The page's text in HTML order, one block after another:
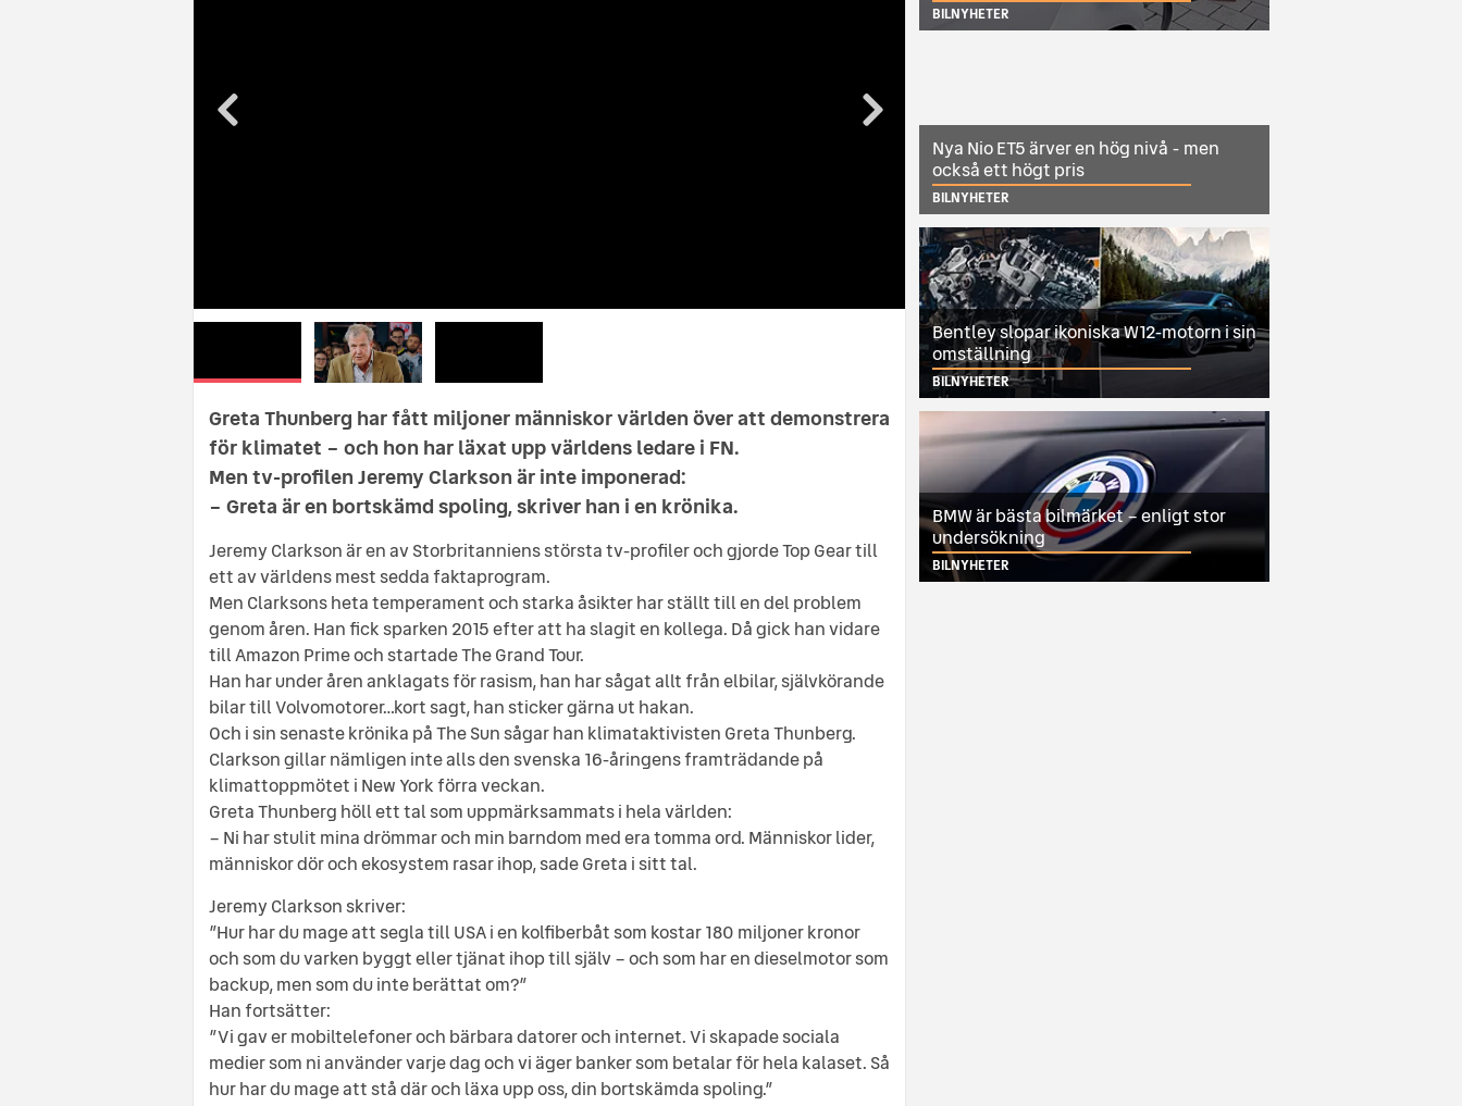
Greta Thunberg har fått miljoner människor världen över att demonstrera
för klimatet – och hon har läxat upp världens ledare i FN.
Men tv-profilen Jeremy Clarkson är inte imponerad:
– Greta är en bortskämd spoling, skriver han i en krönika.
Jeremy Clarkson är en av Storbritanniens största tv-profiler och gjorde Top Gear till
ett av världens mest sedda faktaprogram.
Men Clarksons heta temperament och starka åsikter har ställt till en del problem
genom åren. Han fick sparken 2015 efter att ha slagit en kollega. Då gick han vidare
till Amazon Prime och startade The Grand Tour.
Han har under åren anklagats för rasism, han har sågat allt från elbilar, självkörande
bilar till Volvomotorer…kort sagt, han sticker gärna ut hakan.
Och i sin senaste krönika på The Sun sågar han klimataktivisten Greta Thunberg.
Clarkson gillar nämligen inte alls den svenska 16-åringens framträdande på
klimattoppmötet i New York förra veckan.
Greta Thunberg höll ett tal som uppmärksammats i hela världen:
– Ni har stulit mina drömmar och min barndom med era tomma ord. Människor lider,
människor dör och ekosystem rasar ihop, sade Greta i sitt tal.
Jeremy Clarkson skriver:
”Hur har du mage att segla till USA i en kolfiberbåt som kostar 180 miljoner kronor
och som du varken byggt eller tjänat ihop till själv – och som har en dieselmotor som
backup, men som du inte berättat om?”
Han fortsätter:
”Vi gav er mobiltelefoner och bärbara datorer och internet. Vi skapade sociala
medier som ni använder varje dag och vi äger banker som betalar för hela kalaset. Så
hur har du mage att stå där och läxa upp oss, din bortskämda spoling.”
BILNYHETER
Nya Nio ET5 ärver en hög nivå - men
också ett högt pris
BILNYHETER
Bentley slopar ikoniska W12-motorn i sin
omställning
BILNYHETER
BMW är bästa bilmärket – enligt stor
undersökning
BILNYHETER